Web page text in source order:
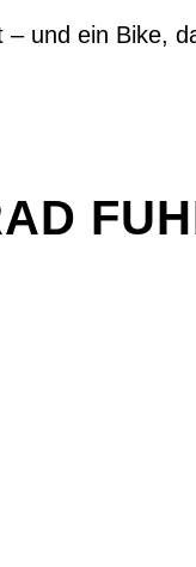
und ein Bike,